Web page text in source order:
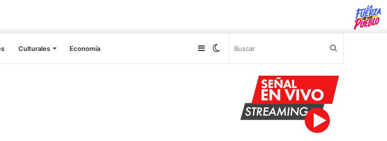
Culturales Economía Switch
Sidebar